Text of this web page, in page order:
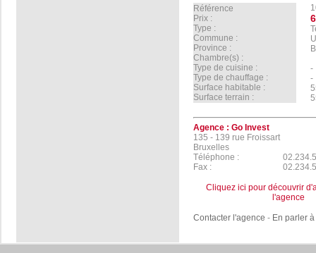
Référence
Prix :
Type :
Commune :
Province :
Chambre(s) :
Type de cuisine :
Type de chauffage :
Surface habitable :
Surface terrain :
Agence : Go Invest
135 - 139 rue Froissart
Bruxelles
Téléphone :
Fax :
Cliquez ici pour découvrir
l'agence
Contacter l'agence - En parler